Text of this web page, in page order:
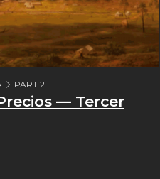
PART 2
— Tercer